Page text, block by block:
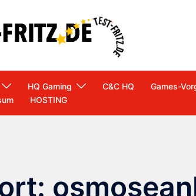
HQ Gaming C&C HQ Games-
HOSTING